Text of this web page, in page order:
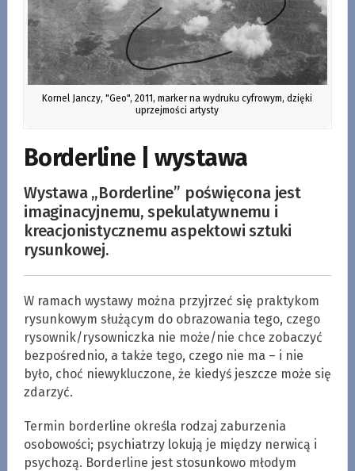
Kornel Janczy, "Geo", 2011, marker na wydruku cyfrowym, dzięki
uprzejmości artysty
Borderline | wystawa
Wystawa „Borderline” poświęcona jest
imaginacyjnemu, spekulatywnemu i
kreacjonistycznemu aspektowi sztuki
rysunkowej.
W ramach wystawy można przyjrzeć się praktykom
rysunkowym służącym do obrazowania tego, czego
rysownik/rysowniczka nie może/nie chce zobaczyć
bezpośrednio, a także tego, czego nie ma – i nie
było, choć niewykluczone, że kiedyś jeszcze może się
zdarzyć.
Termin borderline określa rodzaj zaburzenia
osobowości; psychiatrzy lokują je między nerwicą i
psychozą. Borderline jest stosunkowo młodym